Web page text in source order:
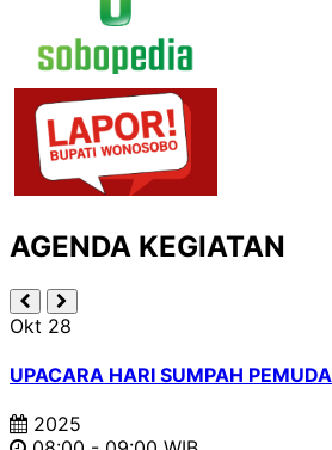
AGENDA KEGIATAN
Okt 28
UPACARA HARI SUMPAH PEMUDA
2025